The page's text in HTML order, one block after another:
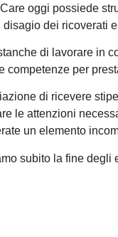
oggi possiede
disagio dei ricoverati
di lavorare in
competenze per
di ricevere
le attenzioni
un elemento
subito la fine degli